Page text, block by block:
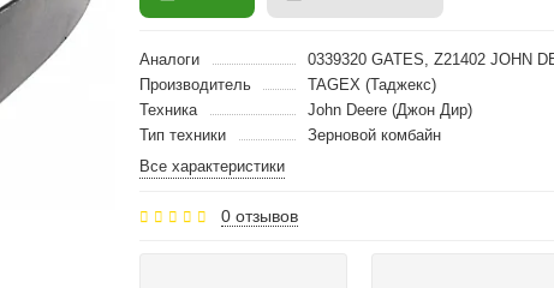
Аналоги
0339320 GATES, Z21402 JOHN
Производитель
TAGEX (Таджекс)
Техника
John Deere (Джон Дир)
Тип техники
Зерновой комбайн
Все характеристики
0 отзывов